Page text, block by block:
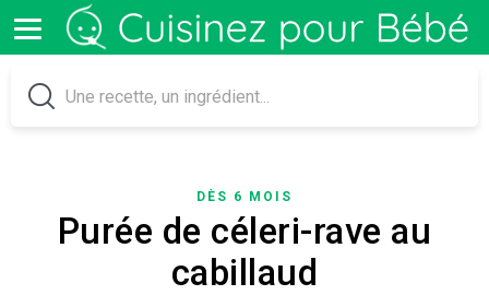
DÈS 6 MOIS
Purée de céleri-rave au
cabillaud